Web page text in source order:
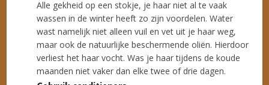
Alle gekheid op een stokje, je haar niet al te vaak
wassen in de winter heeft zo zijn voordelen. Water
wast namelijk niet alleen vuil en vet uit je haar weg,
maar ook de natuurlijke beschermende oliën. Hierdoor
verliest het haar vocht. Was je haar tijdens de koude
maanden niet vaker dan elke twee of drie dagen.